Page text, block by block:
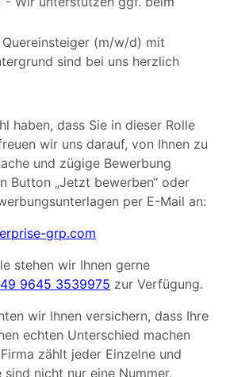
(m/w/d) mit
sind bei uns herzlich
haben, dass Sie in dieser Rolle
wir uns darauf, von Ihnen zu
und zügige Bewerbung
Button „Jetzt bewerben“ oder
per E-Mail an:
grp.com
stehen wir Ihnen gerne
9645 3539975 zur Verfügung.
wir Ihnen versichern, dass Ihre
echten Unterschied machen
zählt jeder Einzelne und
nicht nur eine Nummer,